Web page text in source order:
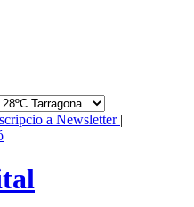
|